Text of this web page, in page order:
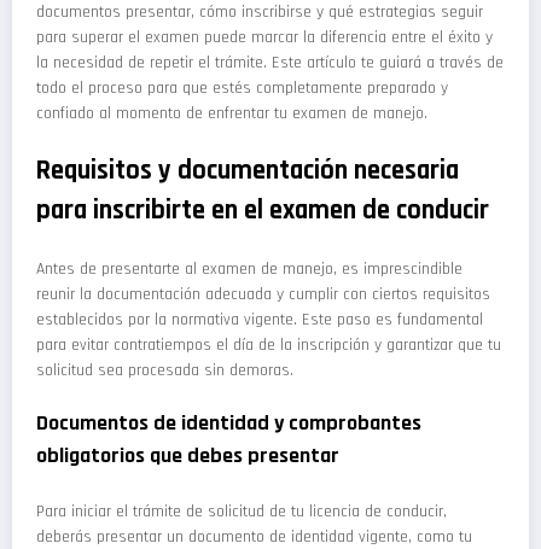
documentos presentar, cómo inscribirse y qué estrategias seguir
para superar el examen puede marcar la diferencia entre el éxito y
la necesidad de repetir el trámite. Este artículo te guiará a través de
todo el proceso para que estés completamente preparado y
confiado al momento de enfrentar tu examen de manejo.
Requisitos y documentación necesaria
para inscribirte en el examen de conducir
Antes de presentarte al examen de manejo, es imprescindible
reunir la documentación adecuada y cumplir con ciertos requisitos
establecidos por la normativa vigente. Este paso es fundamental
para evitar contratiempos el día de la inscripción y garantizar que tu
solicitud sea procesada sin demoras.
Documentos de identidad y comprobantes
obligatorios que debes presentar
Para iniciar el trámite de solicitud de tu licencia de conducir,
deberás presentar un documento de identidad vigente, como tu